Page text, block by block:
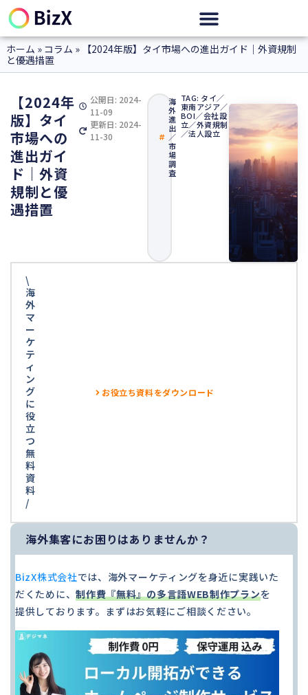
ホーム » コラム » 【2024年版】タイ市場への進出ガイド｜外資規制
と優遇措置
【2024年
版】タイ
市場への
進出ガイ
ド｜外資
規制と優
遇措置
公開日: 2024-
11-09
更新日: 2024-
11-30
海
外
進
出
／
市
場
調
査
TAG: タイ／
東南アジア／
BOI／会社設
立／外資規制
／法人設立
\
海
外
マ
ー
ケ
テ
ィ
ン
グ
に
役
立
つ
無
料
資
料
/
お役立ち資料をダウンロード
海外集客にお困りはありませんか？
BizX株式会社では、海外マーケティングを身近に実践いた
だくために、制作費『無料』の多言語WEB制作プランを
提供しております。まずはお気軽にご相談ください。